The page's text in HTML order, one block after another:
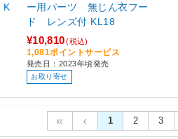
ー用パーツ 無じん衣フー
ド レンズ付 KL18
¥10,810(税込)
1,081ポイントサービス
発売日：2023年頃発売
お取り寄せ
1 2 3